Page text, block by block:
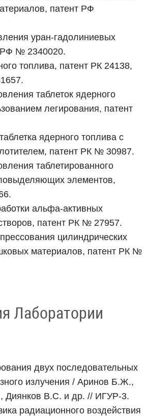
патент РФ
уран-гадолиниевых
РФ № 2340020.
топлива, патент РК 24138,
таблеток ядерного
легирования, патент
ядерного топлива с
патент РК № 30987.
таблетированного
элементов,
альфа-активных
патент РК № 27957.
цилиндрических
материалов, патент РК №
Лаборатории
двух последовательных
излучения / Аринов Б.Ж.,
Диянков В.С. и др. // ИГУР-3.
радиационного воздействия